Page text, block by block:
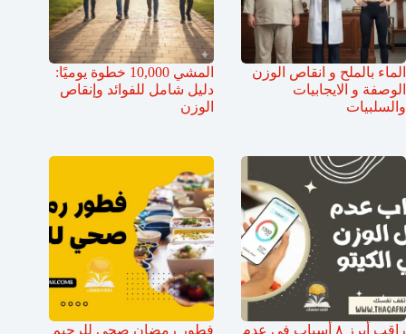
الماء بالملح و انقاص الوزن
الوصفة و الايجابيات
والسلبيات
المشي 10,000 خطوة يوميًا:
دليل شامل للفوائد وإنقاص
الوزن
راقب أبرز ٨ أسباب في عدم
فطور رمضان صحي للرجيم